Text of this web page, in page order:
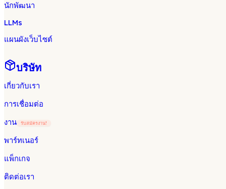
นักพัฒนา
LLMs
แผนผังเว็บไซต์
บริษัท
เกี่ยวกับเรา
การเชื่อมต่อ
งาน
รับสมัครงาน!
พาร์ทเนอร์
แพ็กเกจ
ติดต่อเรา